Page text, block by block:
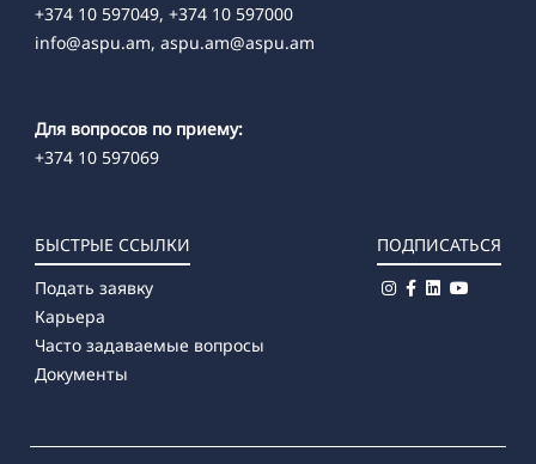
+374 10 597049, +374 10 597000
info@aspu.am, aspu.am@aspu.am
Для вопросов по приему:
+374 10 597069
БЫСТРЫЕ ССЫЛКИ
Подать заявку
Карьера
Часто задаваемые вопросы
Документы
ПОДПИСАТЬСЯ